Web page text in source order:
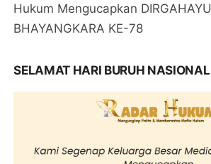
Hukum Mengucapkan
BHAYANGKARA KE-78
SELAMAT HARI BURUH